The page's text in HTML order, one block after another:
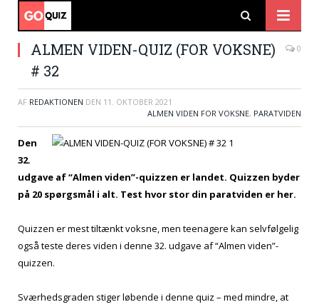
ALMEN VIDEN-QUIZ (FOR VOKSNE)
# 32
0
AF REDAKTIONEN DEN 11. OKTOBER 2021
ALMEN VIDEN FOR VOKSNE, PARATVIDEN
Den
32.
udgave af “Almen viden”-quizzen er landet. Quizzen byder
på 20 spørgsmål i alt. Test hvor stor din paratviden er her.
Quizzen er mest tiltænkt voksne, men teenagere kan selvfølgelig
også teste deres viden i denne 32. udgave af “Almen viden”-
quizzen.
Sværhedsgraden stiger løbende i denne quiz – med mindre, at